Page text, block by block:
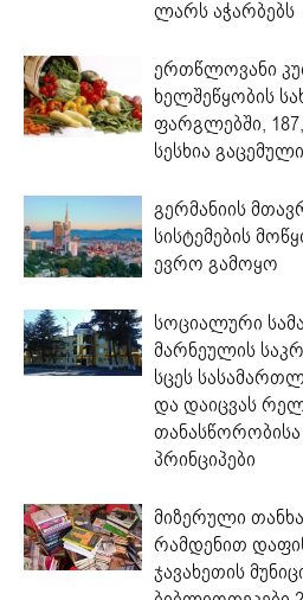
ლარს აჭარბებს
ერთწლოვანი
ხელშეწყობის
ფარგლებში,
სესხია გაცემული
გერმანიის
სისტემების
ევრო გამოყო
სოციალური
მარნეულის
სცეს
და დაიცვას
პრინციპები
მიზერული თანხა
რამდენით
ჯავახეთის